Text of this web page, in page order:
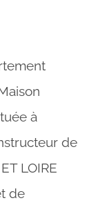
à
de
LOIRE
de